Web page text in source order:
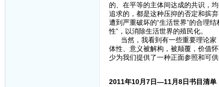
的、在平等的主体间达成的共识，
追求的，都是这种压抑的否定和摈
遭到严重破坏的“生活世界”的合理
性”，以消除生活世界的殖民化。
当然，我看到有一些重要理论家
体性、意义被解构，被颠覆，价值
少为我们提供了一种正面参照和可
2011年10月7日—11月8日书目清单